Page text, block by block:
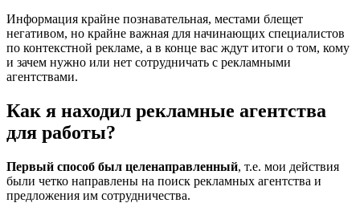
Информация крайне познавательная, местами блещет
негативом, но крайне важная для начинающих специалистов
по контекстной рекламе, а в конце вас ждут итоги о том, кому
и зачем нужно или нет сотрудничать с рекламными
агентствами.
Как я находил рекламные агентства
для работы?
Первый способ был целенаправленный, т.е. мои действия
были четко направлены на поиск рекламных агентства и
предложения им сотрудничества.